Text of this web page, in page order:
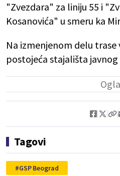
"Zvezdara" za liniju 55 i
Kosanovića" u smeru ka
Na izmenjenom delu
postojeća stajališta
Tagovi
GSP Beograd